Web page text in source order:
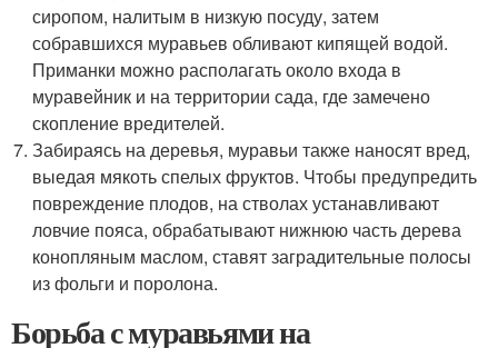
сиропом, налитым в низкую посуду, затем
собравшихся муравьев обливают кипящей водой.
Приманки можно располагать около входа в
муравейник и на территории сада, где замечено
скопление вредителей.
Забираясь на деревья, муравьи также наносят вред,
выедая мякоть спелых фруктов. Чтобы предупредить
повреждение плодов, на стволах устанавливают
ловчие пояса, обрабатывают нижнюю часть дерева
конопляным маслом, ставят заградительные полосы
из фольги и поролона.
Борьба с муравьями на